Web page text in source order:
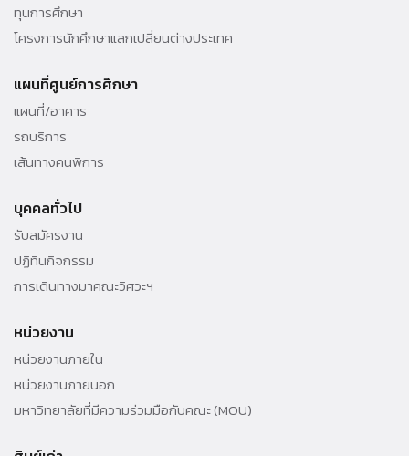
ทุนการศึกษา
โครงการนักศึกษาแลกเปลี่ยนต่างประเทศ
แผนที่ศูนย์การศึกษา
แผนที่/อาคาร
รถบริการ
เส้นทางคนพิการ
บุคคลทั่วไป
รับสมัครงาน
ปฏิทินกิจกรรม
การเดินทางมาคณะวิศวะฯ
หน่วยงาน
หน่วยงานภายใน
หน่วยงานภายนอก
มหาวิทยาลัยที่มีความร่วมมือกับคณะ (MOU)